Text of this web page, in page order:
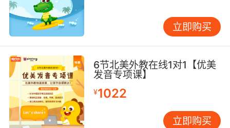
立即购买
6节北美外教在线1对1【优美
发音专项课】
¥1022
立即购买